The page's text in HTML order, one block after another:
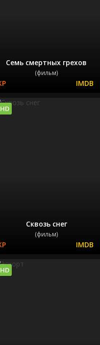
Семь смертных грехов
(фильм)
Сквозь снег
(фильм)
HD
HD